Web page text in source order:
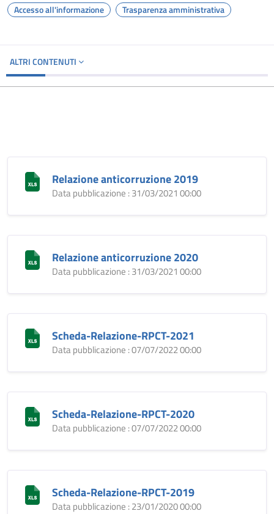
Accesso all'informazione Trasparenza amministrativa
ALTRI CONTENUTI
Relazione anticorruzione 2019
Data pubblicazione : 31/03/2021 00:00
Relazione anticorruzione 2020
Data pubblicazione : 31/03/2021 00:00
Scheda-Relazione-RPCT-2021
Data pubblicazione : 07/07/2022 00:00
Scheda-Relazione-RPCT-2020
Data pubblicazione : 07/07/2022 00:00
Scheda-Relazione-RPCT-2019
Data pubblicazione : 23/01/2020 00:00